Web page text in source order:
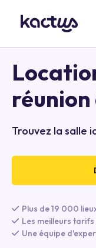
réunion
Trouvez la salle
Plus de 19 000
Les meilleurs
Une équipe